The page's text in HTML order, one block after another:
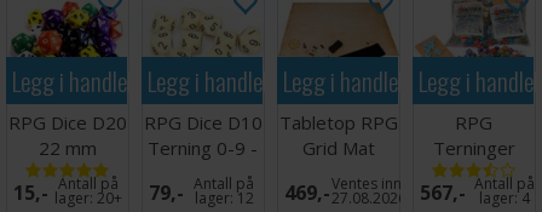
Legg i handlekurven
RPG Dice D20
22 mm
Terning - 1
stk
15,- Antall på
lager:20+
Legg i handlekurven
RPG Dice D10
Terning 0-9 -
10stk 16 mm
79,- Antall på
lager: 12
Legg i handlekurven
Tabletop RPG
Grid Mat
Campaign Kit
469,-Ventes inn
27.08.2026
Legg i
RPG
Terninger
Assortert
ca100 stk
567,- Antall på
lager:4